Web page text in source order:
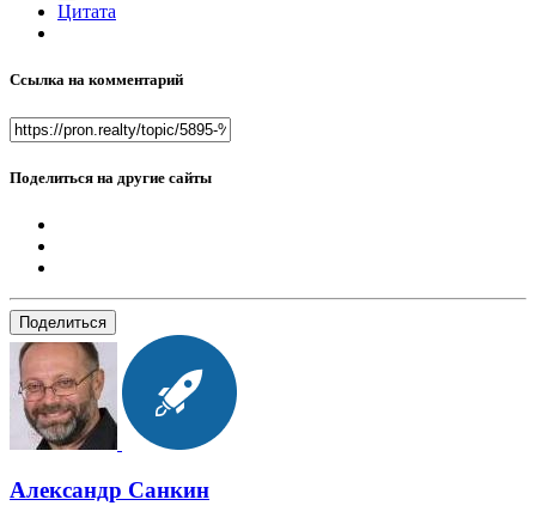
Цитата
Ссылка на комментарий
Поделиться на другие сайты
Поделиться
Александр Санкин